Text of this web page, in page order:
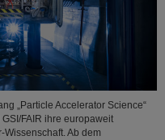
„Particle Accelerator Science“
FAIR ihre europaweit
Ab dem